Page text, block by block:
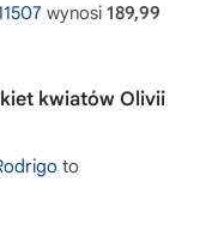
wynosi 189,99
kwiatów Olivii
to